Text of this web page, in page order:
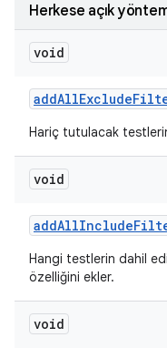
Herkese açık
void
addAllExclude
Hariç tutulacak
void
addAllInclude
Hangi testlerin dahil
özelliğini ekler.
void